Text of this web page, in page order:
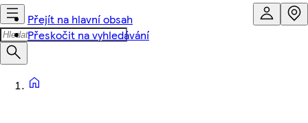
Přejít na hlavní obsah
Přeskočit na vyhledávání